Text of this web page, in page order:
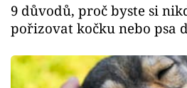
9 důvodů, proč byste si
pořizovat kočku nebo psa